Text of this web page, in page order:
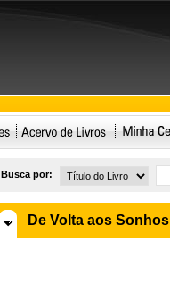
Busca por:
De Volta aos Sonhos